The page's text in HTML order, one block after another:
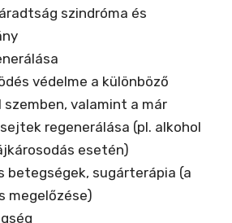
szindróma és
védelme a különböző
szemben, valamint a már
regenerálása (pl. alkohol
esetén)
betegségek, sugárterápia (a
megelőzése)